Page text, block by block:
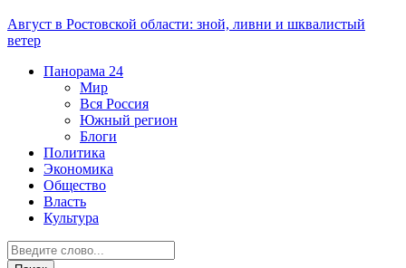
Август в Ростовской области: зной, ливни и шквалистый
ветер
Панорама 24
Мир
Вся Россия
Южный регион
Блоги
Политика
Экономика
Общество
Власть
Культура